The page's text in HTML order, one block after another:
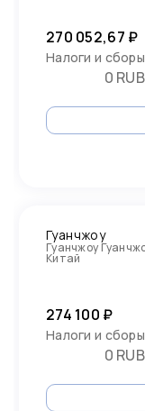
270 052,67 ₽
Налоги и сборы
0 RUB
Гуанчжоу
Гуанчжоу
Китай
274 100 ₽
Налоги и сборы
0 RUB